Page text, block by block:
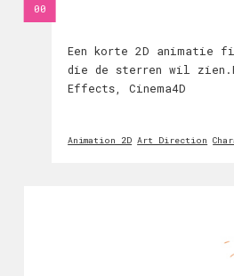
00
Een korte 2D animatie
die de sterren wil
Effects, Cinema4D
Animation 2D Art Direction